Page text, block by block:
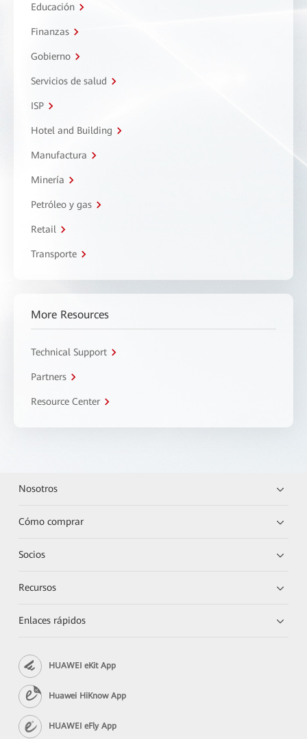
Educación
Finanzas
Gobierno
Servicios de salud
ISP
Hotel and Building
Manufactura
Minería
Petróleo y gas
Retail
Transporte
More Resources
Technical Support
Partners
Resource Center
Nosotros
Cómo comprar
Socios
Recursos
Enlaces rápidos
HUAWEI eKit App
Huawei HiKnow App
HUAWEI eFly App